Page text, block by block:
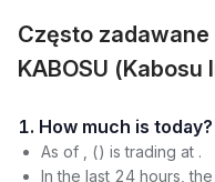
Często
KABOSU (Kabosu
1. How much is today?
As of , () is trading at .
In the last 24 hours,